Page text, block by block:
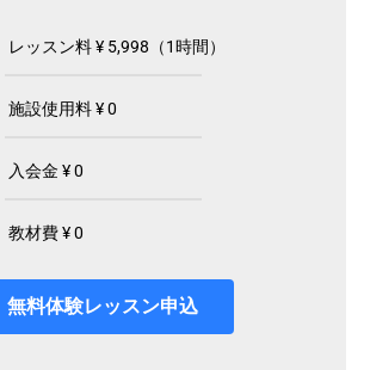
レッスン料 ¥ 5,998（1時間）
施設使用料 ¥ 0
入会金 ¥ 0
教材費 ¥ 0
無料体験レッスン申込